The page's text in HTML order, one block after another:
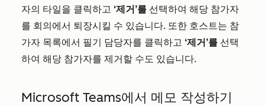
자의 타일을 클릭하고 ‘제거’를 선택하여 해당 참가자
를 회의에서 퇴장시킬 수 있습니다. 또한 호스트는 참
가자 목록에서 필기 담당자를 클릭하고 ‘제거’를 선택
하여 해당 참가자를 제거할 수도 있습니다.
Microsoft Teams에서 메모 작성하기